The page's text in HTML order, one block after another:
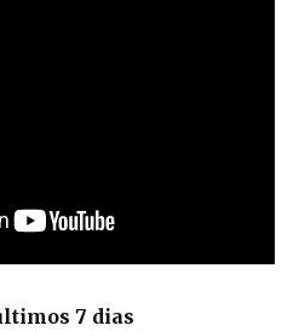
7 dias